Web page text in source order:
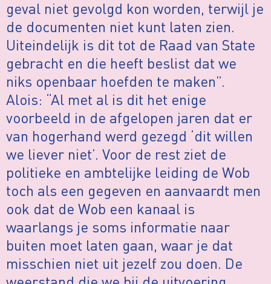
geval niet gevolgd kon worden, terwijl je
de documenten niet kunt laten zien.
Uiteindelijk is dit tot de Raad van State
gebracht en die heeft beslist dat we
niks openbaar hoefden te maken”.
Alois: “Al met al is dit het enige
voorbeeld in de afgelopen jaren dat er
van hogerhand werd gezegd ‘dit willen
we liever niet’. Voor de rest ziet de
politieke en ambtelijke leiding de Wob
toch als een gegeven en aanvaardt men
ook dat de Wob een kanaal is
waarlangs je soms informatie naar
buiten moet laten gaan, waar je dat
misschien niet uit jezelf zou doen. De